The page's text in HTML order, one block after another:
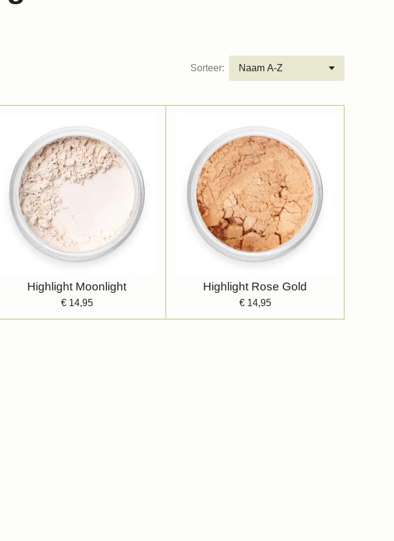
Sorteer:
Highlight Moonlight
€ 14,95
Highlight Rose Gold
€ 14,95